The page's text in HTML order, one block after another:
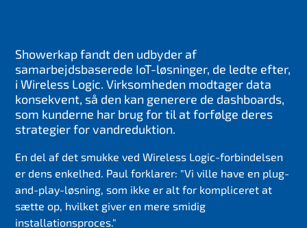
Showerkap fandt den udbyder af
samarbejdsbaserede IoT-løsninger, de ledte efter,
i Wireless Logic. Virksomheden modtager data
konsekvent, så den kan generere de dashboards,
som kunderne har brug for til at forfølge deres
strategier for vandreduktion.
En del af det smukke ved Wireless Logic-forbindelsen
er dens enkelhed. Paul forklarer: "Vi ville have en plug-
and-play-løsning, som ikke er alt for kompliceret at
sætte op, hvilket giver en mere smidig
installationsproces."